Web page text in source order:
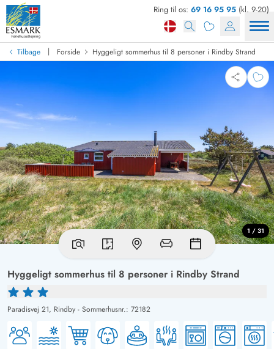
Ring til os: 69 16 95 95 (kl. 9-20)
Tilbage | Forside Hyggeligt sommerhus til 8 personer i Rindby Strand
Hyggeligt sommerhus til 8 personer i Rindby Strand
Paradisvej 21, Rindby - Sommerhusnr.: 72182
1 / 31